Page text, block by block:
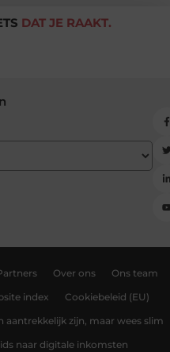
DAT JE RAAKT.
Over ons Ons team
index Cookiebeleid (EU)
zijn, maar wees slim
naar digitale inkomsten